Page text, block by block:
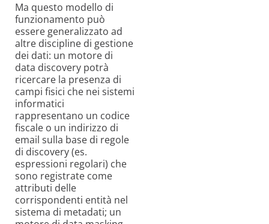
Ma questo modello di
funzionamento può
essere generalizzato ad
altre discipline di gestione
dei dati: un motore di
data discovery potrà
ricercare la presenza di
campi fisici che nei sistemi
informatici
rappresentano un codice
fiscale o un indirizzo di
email sulla base di regole
di discovery (es.
espressioni regolari) che
sono registrate come
attributi delle
corrispondenti entità nel
sistema di metadati; un